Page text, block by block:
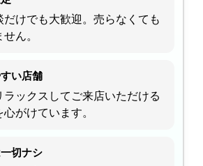
だけでも大歓迎。売らなくても
ん。
い店舗
ラックスしてご来店いただける
がけています。
切ナシ